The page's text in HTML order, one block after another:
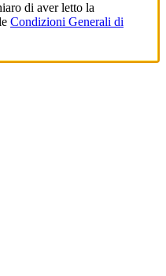
di aver letto la
Condizioni Generali di